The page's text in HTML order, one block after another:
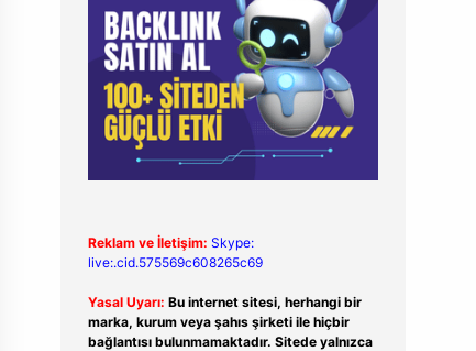
Reklam ve İletişim: Skype:
live:.cid.575569c608265c69
Yasal Uyarı: Bu internet sitesi, herhangi bir
marka, kurum veya şahıs şirketi ile hiçbir
bağlantısı bulunmamaktadır. Sitede yalnızca